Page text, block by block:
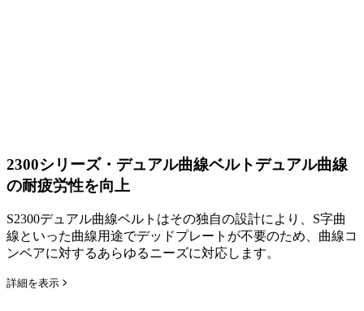
2300シリーズ・デュアル曲線ベルトデュアル曲線
の耐疲労性を向上
S2300デュアル曲線ベルトはその独自の設計により、S字曲
線といった曲線用途でデッドプレートが不要のため、曲線コ
ンベアに対するあらゆるニーズに対応します。
詳細を表示